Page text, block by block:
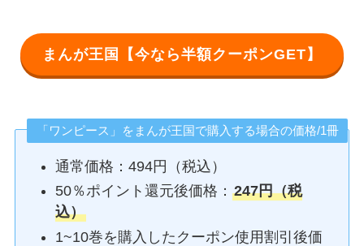
まんが王国【今なら半額クーポンGET】
「ワンピース」をまんが王国で購入する場合の価格/1冊
通常価格：494円（税込）
50％ポイント還元後価格：247円（税
込）
1~10巻を購入したクーポン使用割引後価